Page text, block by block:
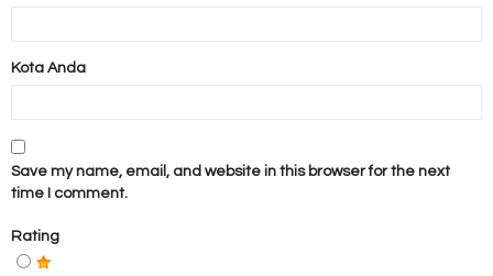
Kota Anda
Save my name, email, and website in this browser for the next
time I comment.
Rating